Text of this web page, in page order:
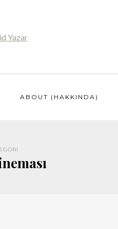
ABOUT (HAKKINDA)